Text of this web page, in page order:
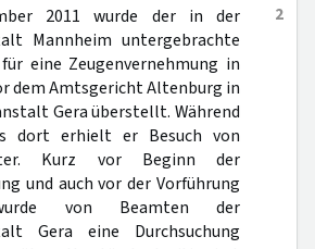
2
2011 wurde der in der
Mannheim untergebrachte
eine Zeugenvernehmung in
dem Amtsgericht Altenburg in
Gera überstellt. Während
dort erhielt er Besuch von
Kurz vor Beginn der
und auch vor der Vorführung
von Beamten der
Gera eine Durchsuchung